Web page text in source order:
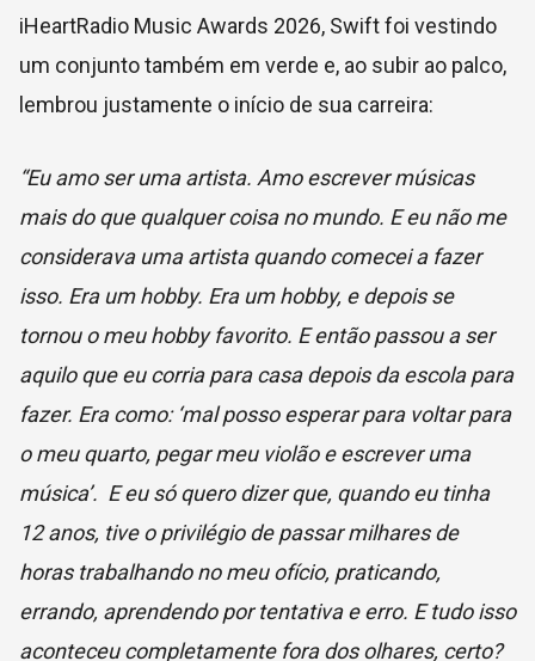
iHeartRadio Music Awards 2026, Swift foi vestindo
um conjunto também em verde e, ao subir ao palco,
lembrou justamente o início de sua carreira:
“Eu amo ser uma artista. Amo escrever músicas
mais do que qualquer coisa no mundo. E eu não me
considerava uma artista quando comecei a fazer
isso. Era um hobby. Era um hobby, e depois se
tornou o meu hobby favorito. E então passou a ser
aquilo que eu corria para casa depois da escola para
fazer. Era como: ‘mal posso esperar para voltar para
o meu quarto, pegar meu violão e escrever uma
música’. E eu só quero dizer que, quando eu tinha
12 anos, tive o privilégio de passar milhares de
horas trabalhando no meu ofício, praticando,
errando, aprendendo por tentativa e erro. E tudo isso
aconteceu completamente fora dos olhares, certo?